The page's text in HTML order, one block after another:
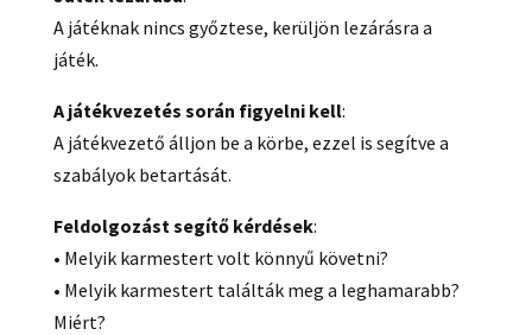
A játéknak nincs győztese, kerüljön lezárásra a
játék.
A játékvezetés során figyelni kell:
A játékvezető álljon be a körbe, ezzel is segítve a
szabályok betartását.
Feldolgozást segítő kérdések:
• Melyik karmestert volt könnyű követni?
• Melyik karmestert találták meg a leghamarabb?
Miért?